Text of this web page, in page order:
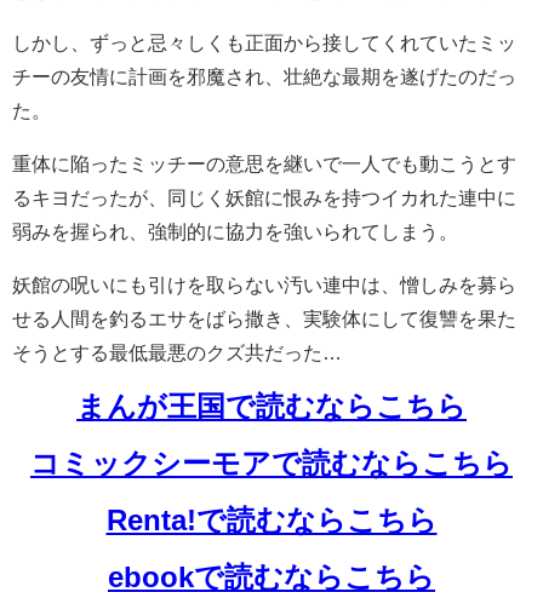
しかし、ずっと忌々しくも正面から接してくれていたミッ
チーの友情に計画を邪魔され、壮絶な最期を遂げたのだっ
た。
重体に陥ったミッチーの意思を継いで一人でも動こうとす
るキヨだったが、同じく妖館に恨みを持つイカれた連中に
弱みを握られ、強制的に協力を強いられてしまう。
妖館の呪いにも引けを取らない汚い連中は、憎しみを募ら
せる人間を釣るエサをばら撒き、実験体にして復讐を果た
そうとする最低最悪のクズ共だった…
まんが王国で読むならこちら
コミックシーモアで読むならこちら
Renta!で読むならこちら
ebookで読むならこちら